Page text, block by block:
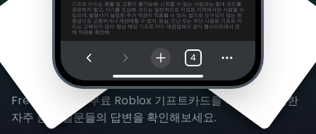
기프트 카드는 환불 및 교환이 불가능해. 신뢰할 수 없는 사람과는 절대 코드를
공유하지 말고, 사기를 조심해. 코드는 일반적으로 지정된 지역에서만 사용할 수
있으며, 발행사가 설정한 추가 약관이 적용될 수 있어. 법으로 요구되지 않는 한
현금으로 교환하거나 재판매할 수 없어. 분실, 도난 또는 무단 사용된 기프트 카
드는 교체되지 않아. 항상 해당 기프트 카드 제공업체의 공식 웹사이트에서 전
체 약관을 확인해.
4
자주 묻는 질문
Freecash에서 무료 Roblox 기프트카드를 버는 것에 대한
자주 묻는 질문들의 답변을 확인해보세요.